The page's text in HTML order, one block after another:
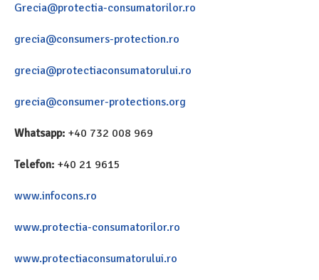
Grecia@protectia-consumatorilor.ro
grecia@consumers-protection.ro
grecia@protectiaconsumatorului.ro
grecia@consumer-protections.org
Whatsapp: +40 732 008 969
Telefon: +40 21 9615
www.infocons.ro
www.protectia-consumatorilor.ro
www.protectiaconsumatorului.ro